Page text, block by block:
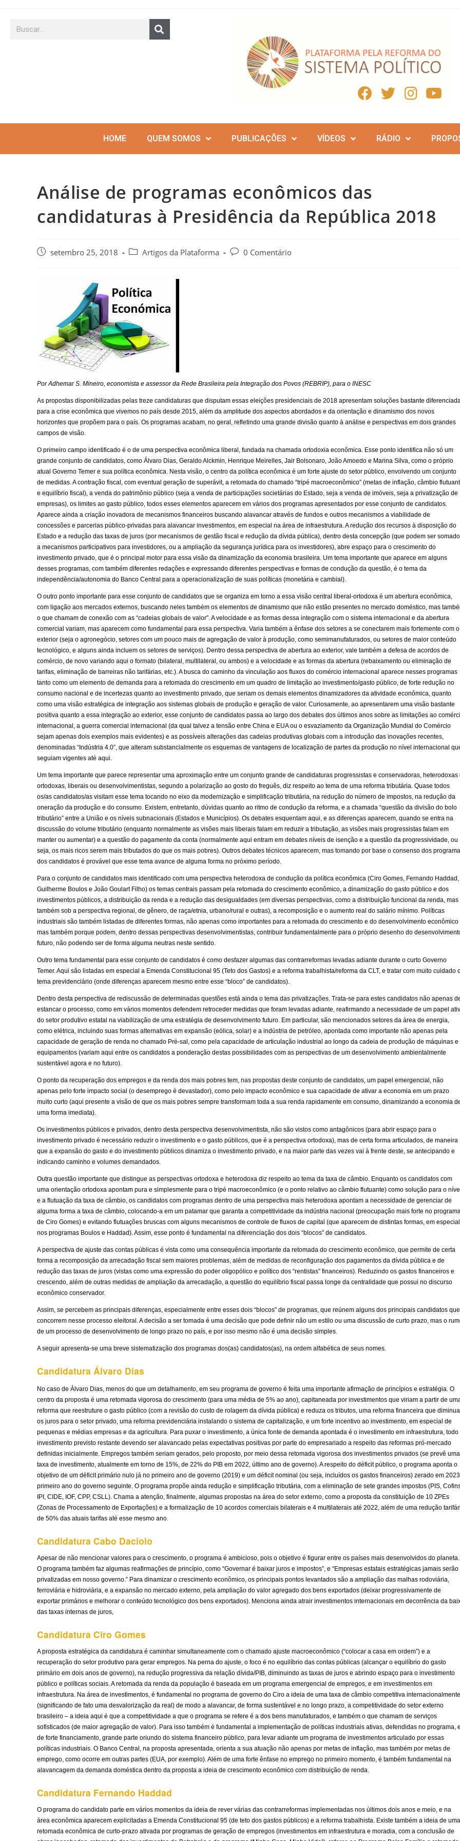
HOME QUEM SOMOS PUBLICAÇÕES VÍDEOS RÁDIO
Análise de programas econômicos das
candidaturas à Presidência da República 2018
setembro 25, 2018 Artigos da Plataforma 0 Comentário
Por Adhemar S. Mineiro, economista e assessor da Rede Brasileira pela Integração dos Povos (REBRIP), para o INESC
As propostas disponibilizadas pelas treze candidaturas que disputam essas eleições presidenciais de 2018 apresentam soluções bastante
para a crise econômica que vivemos no país desde 2015, além da amplitude dos aspectos abordados e da orientação e dinamismo dos novos
horizontes que propõem para o país. Os programas acabam, no geral, refletindo uma grande divisão quanto à análise e perspectivas em dois grandes
campos de visão.
O primeiro campo identificado é o de uma perspectiva econômica liberal, fundada na chamada ortodoxia econômica. Esse ponto identifica não só um
grande conjunto de candidatos, como Álvaro Dias, Geraldo Alckmin, Henrique Meirelles, Jair Bolsonaro, João Amoedo e Marina Silva, como o próprio
atual Governo Temer e sua política econômica. Nesta visão, o centro da política econômica é um forte ajuste do setor público, envolvendo um conjunto
de medidas. A contração fiscal, com eventual geração de superávit, a retomada do chamado “tripé macroeconômico” (metas de inflação, câmbio
e equilíbrio fiscal), a venda do patrimônio público (seja a venda de participações societárias do Estado, seja a venda de imóveis, seja a privatização de
empresas), os limites ao gasto público, todos esses elementos aparecem em vários dos programas apresentados por esse conjunto de candidatos.
Aparece ainda a criação inovadora de mecanismos financeiros buscando alavancar através de fundos e outros mecanismos a viabilidade de
concessões e parcerias público-privadas para alavancar investimentos, em especial na área de infraestrutura. A redução dos recursos à disposição do
Estado e a redução das taxas de juros (por mecanismos de gestão fiscal e redução da dívida pública), dentro desta concepção (que podem ser
a mecanismos participativos para investidores, ou a ampliação da segurança jurídica para os investidores), abre espaço para o crescimento do
investimento privado, que é o principal motor para essa visão da dinamização da economia brasileira. Um tema importante que aparece em alguns
desses programas, com também diferentes redações e expressando diferentes perspectivas e formas de condução da questão, é o tema da
independência/autonomia do Banco Central para a operacionalização de suas políticas (monetária e cambial).
O outro ponto importante para esse conjunto de candidatos que se organiza em torno a essa visão central liberal-ortodoxa é um abertura econômica,
com ligação aos mercados externos, buscando neles também os elementos de dinamismo que não estão presentes no mercado doméstico, mas
o que chamam de conexão com as “cadeias globais de valor”. A velocidade e as formas dessa integração com o sistema internacional e da abertura
comercial variam, mas aparecem como fundamental para essa perspectiva. Varia também a ênfase dos setores a se conectarem mais fortemente com o
exterior (seja o agronegócio, setores com um pouco mais de agregação de valor à produção, como semimanufaturados, ou setores de maior conteúdo
tecnológico, e alguns ainda incluem os setores de serviços). Dentro dessa perspectiva de abertura ao exterior, vale também a defesa de acordos de
comércio, de novo variando aqui o formato (bilateral, multilateral, ou ambos) e a velocidade e as formas da abertura (rebaixamento ou eliminação de
tarifas, eliminação de barreiras não tarifárias, etc.). A busca do caminho da vinculação aos fluxos do comércio internacional aparece nesses programas
tanto como um elemento de demanda para a retomada do crescimento em um quadro de limitação ao investimento/gasto público, de forte redução no
consumo nacional e de incertezas quanto ao investimento privado, que seriam os demais elementos dinamizadores da atividade econômica, quanto
como uma visão estratégica de integração aos sistemas globais de produção e geração de valor. Curiosamente, ao apresentarem uma visão bastante
positiva quanto a essa integração ao exterior, esse conjunto de candidatos passa ao largo dos debates dos últimos anos sobre as limitações ao
internacional, a guerra comercial internacional (da qual talvez a tensão entre China e EUA ou o esvaziamento da Organização Mundial do Comércio
sejam apenas dois exemplos mais evidentes) e as possíveis alterações das cadeias produtivas globais com a introdução das inovações recentes,
denominadas “Indústria 4.0”, que alteram substancialmente os esquemas de vantagens de localização de partes da produção no nível internacional
seguiam vigentes até aqui.
Um tema importante que parece representar uma aproximação entre um conjunto grande de candidaturas progressistas e conservadoras, heterodoxas
ortodoxas, liberais ou desenvolvimentistas, segundo a polarização ao gosto do freguês, diz respeito ao tema de uma reforma tributária. Quase todos
os/as candidatos/as visitam esse tema tocando no eixo da modernização e simplificação tributária, na redução do número de impostos, na redução da
oneração da produção e do consumo. Existem, entretanto, dúvidas quanto ao ritmo de condução da reforma, e a chamada “questão da divisão do bolo
tributário” entre a União e os níveis subnacionais (Estados e Municípios). Os debates esquentam aqui, e as diferenças aparecem, quando se entra na
discussão do volume tributário (enquanto normalmente as visões mais liberais falam em reduzir a tributação, as visões mais progressistas falam em
manter ou aumentar) e a questão do pagamento da conta (normalmente aqui entram em debates níveis de isenção e a questão da progressividade, ou
seja, os mais ricos serem mais tributados do que os mais pobres). Outros debates técnicos aparecem, mas tomando por base o consenso dos
dos candidatos é provável que esse tema avance de alguma forma no próximo período.
Para o conjunto de candidatos mais identificado com uma perspectiva heterodoxa de condução da política econômica (Ciro Gomes, Fernando Haddad,
Guilherme Boulos e João Goulart Filho) os temas centrais passam pela retomada do crescimento econômico, a dinamização do gasto público e dos
investimentos públicos, a distribuição da renda e a redução das desigualdades (em diversas perspectivas, como a distribuição funcional da renda, mas
também sob a perspectiva regional, de gênero, de raça/etnia, urbano/rural e outras), a recomposição e o aumento real do salário mínimo. Políticas
industriais são também listadas de diferentes formas, não apenas como importantes para a retomada do crescimento e do desenvolvimento econômico
mas também porque podem, dentro dessas perspectivas desenvolvimentistas, contribuir fundamentalmente para o próprio desenho do
futuro, não podendo ser de forma alguma neutras neste sentido.
Outro tema fundamental para esse conjunto de candidatos é como desfazer algumas das contrarreformas levadas adiante durante o curto Governo
Temer. Aqui são listadas em especial a Emenda Constitucional 95 (Teto dos Gastos) e a reforma trabalhista/reforma da CLT, e tratar com muito cuidado
tema previdenciário (onde diferenças aparecem mesmo entre esse “bloco” de candidatos).
Dentro desta perspectiva de rediscussão de determinadas questões está ainda o tema das privatizações. Trata-se para estes candidatos não apenas
estancar o processo, como em vários momentos defendem retroceder medidas que foram levadas adiante, reafirmando a necessidade de um papel
do setor produtivo estatal na viabilização de uma estratégia de desenvolvimento futuro. Em particular, são mencionados setores da área de energia,
como elétrica, incluindo suas formas alternativas em expansão (eólica, solar) e a indústria de petróleo, apontada como importante não apenas pela
capacidade de geração de renda no chamado Pré-sal, como pela capacidade de articulação industrial ao longo da cadeia de produção de máquinas e
equipamentos (variam aqui entre os candidatos a ponderação destas possibilidades com as perspectivas de um desenvolvimento ambientalmente
sustentável agora e no futuro).
O ponto da recuperação dos empregos e da renda dos mais pobres tem, nas propostas deste conjunto de candidatos, um papel emergencial, não
apenas pelo forte impacto social (o desemprego é devastador), como pelo impacto econômico e sua capacidade de ativar a economia em um prazo
muito curto (aqui presente a visão de que os mais pobres sempre transformam toda a sua renda rapidamente em consumo, dinamizando a economia
uma forma imediata).
Os investimentos públicos e privados, dentro desta perspectiva desenvolvimentista, não são vistos como antagônicos (para abrir espaço para o
investimento privado é necessário reduzir o investimento e o gasto públicos, que é a perspectiva ortodoxa), mas de certa forma articulados, de maneira
que a expansão do gasto e do investimento públicos dinamiza o investimento privado, e na maior parte das vezes vai à frente deste, se antecipando e
indicando caminho e volumes demandados.
Outra questão importante que distingue as perspectivas ortodoxa e heterodoxa diz respeito ao tema da taxa de câmbio. Enquanto os candidatos com
uma orientação ortodoxa apontam pura e simplesmente para o tripé macroeconômico (e o ponto relativo ao câmbio flutuante) como solução para o
e a flutuação da taxa de câmbio, os candidatos com programas dentro de uma perspectiva mais heterodoxa apontam a necessidade de gerenciar de
alguma forma a taxa de câmbio, colocando-a em um patamar que garanta a competitividade da indústria nacional (preocupação mais forte no
de Ciro Gomes) e evitando flutuações bruscas com alguns mecanismos de controle de fluxos de capital (que aparecem de distintas formas, em especial
nos programas Boulos e Haddad). Assim, esse ponto é fundamental na diferenciação dos dois “blocos” de candidatos.
A perspectiva de ajuste das contas públicas é vista como uma consequência importante da retomada do crescimento econômico, que permite de certa
forma a recomposição da arrecadação fiscal sem maiores problemas, além de medidas de reconfiguração dos pagamentos da dívida pública e de
redução das taxas de juros (vistas como uma expressão do poder oligopólico e político dos “rentistas” financeiros). Reduzindo os gastos financeiros e
crescendo, além de outras medidas de ampliação da arrecadação, a questão do equilíbrio fiscal passa longe da centralidade que possui no discurso
econômico conservador.
Assim, se percebem as principais diferenças, especialmente entre esses dois “blocos” de programas, que reúnem alguns dos principais candidatos que
concorrem nesse processo eleitoral. A decisão a ser tomada é uma decisão que pode definir não um estilo ou uma discussão de curto prazo, mas o
de um processo de desenvolvimento de longo prazo no país, e por isso mesmo não é uma decisão simples.
A seguir apresenta-se uma breve sistematização dos programas dos(as) candidatos(as), na ordem alfabética de seus nomes.
Candidatura Álvaro Dias
No caso de Álvaro Dias, menos do que um detalhamento, em seu programa de governo é feita uma importante afirmação de princípios e estratégia. O
centro da proposta é uma retomada vigorosa do crescimento (para uma média de 5% ao ano), capitaneada por investimentos que viriam a partir de
reforma que reestruture o gasto público (com a revisão do custo de rolagem da dívida pública) e reduza os tributos, uma reforma financeira que diminua
os juros para o setor privado, uma reforma previdenciária instalando o sistema de capitalização, e um forte incentivo ao investimento, em especial de
pequenas e médias empresas e da agricultura. Para puxar o investimento, a única fonte de demanda apontada é o investimento em infraestrutura, todo
investimento previsto restante devendo ser alavancado pelas expectativas positivas por parte do empresariado a respeito das reformas pró-mercado
definidas inicialmente. Empregos também seriam gerados, pelo proposto, por meio dessa retomada vigorosa dos investimentos privados (se prevê uma
taxa de investimento, atualmente em torno de 15%, de 22% do PIB em 2022, último ano de governo). A respeito do déficit público, o programa aponta o
objetivo de um déficit primário nulo já no primeiro ano de governo (2019) e um déficit nominal (ou seja, incluídos os gastos financeiros) zerado em
primeiro ano do governo seguinte. O programa propõe ainda redução e simplificação tributária, com a eliminação de sete grandes impostos (PIS,
IPI, CIDE, IOF, CPP, CSLL). Chama a atenção, finalmente, algumas propostas na área do setor externo, como a proposta da constituição de 10 ZPEs
(Zonas de Processamento de Exportações) e a formalização de 10 acordos comerciais bilaterais e 4 multilaterais até 2022, além de uma redução
de 50% das atuais tarifas até esse mesmo ano.
Candidatura Cabo Daciolo
Apesar de não mencionar valores para o crescimento, o programa é ambicioso, pois o objetivo é figurar entre os países mais desenvolvidos do planeta.
O programa também faz algumas reafirmações de princípio, como “Governar é baixar juros e impostos”, e “Empresas estatais estratégicas jamais serão
privatizadas em nosso governo.” Para dinamizar o crescimento econômico, os principais pontos levantados são a ampliação das malhas rodoviária,
ferroviária e hidroviária, e a expansão no mercado externo, pela ampliação do valor agregado dos bens exportados (deixar progressivamente de
exportar primários e melhorar o conteúdo tecnológico dos bens exportados). Menciona ainda atrair investimentos internacionais em decorrência da
das taxas internas de juros,
Candidatura Ciro Gomes
A proposta estratégica da candidatura é caminhar simultaneamente com o chamado ajuste macroeconômico (“colocar a casa em ordem”) e a
recuperação do setor produtivo para gerar empregos. Na perna do ajuste, o foco é no equilíbrio das contas públicas (alcançar o equilíbrio do gasto
primário em dois anos de governo), na redução progressiva da relação dívida/PIB, diminuindo as taxas de juros e abrindo espaço para o investimento
público e políticas sociais. A retomada da renda da população é baseada em um programa emergencial de empregos, e em investimentos em
infraestrutura. Na área de investimentos, é fundamental no programa de governo do Ciro a ideia de uma taxa de câmbio competitiva internacionalmente
(significando de fato uma desvalorização da real) de modo a alavancar, de forma sustentável e no longo prazo, a competitividade do setor externo
brasileiro – a ideia aqui é que a competitividade a que o programa se refere é a dos bens manufaturados, e também o que chamam de serviços
sofisticados (de maior agregação de valor). Para isso também é fundamental a implementação de políticas industriais ativas, defendidas no programa, e
de forte financiamento, grande parte oriundo do sistema financeiro público, para levar adiante um programa de investimentos articulado por essas
políticas industriais. O Banco Central, na proposta apresentada, orienta a sua atuação não apenas por metas de inflação, mas também por metas de
emprego, como ocorre em outras partes (EUA, por exemplo). Além de uma forte ênfase no emprego no primeiro momento, é também fundamental na
alavancagem da demanda doméstica dentro da proposta a ideia de crescimento econômico com distribuição de renda.
Candidatura Fernando Haddad
O programa do candidato parte em vários momentos da ideia de rever várias das contrarreformas implementadas nos últimos dois anos e meio, e na
área econômica aparecem explicitadas a Emenda Constitucional 95 (de teto dos gastos públicos) e a reforma trabalhista. Existe também a ideia de uma
retomada econômica de curto-prazo ativada por programas de geração de empregos (investimentos em infraestrutura e moradia, com a conclusão de